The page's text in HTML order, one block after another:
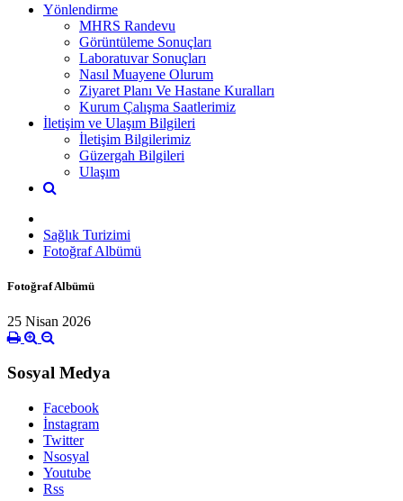
Yönlendirme
MHRS Randevu
Görüntüleme Sonuçları
Laboratuvar Sonuçları
Nasıl Muayene Olurum
Ziyaret Planı Ve Hastane Kuralları
Kurum Çalışma Saatlerimiz
İletişim ve Ulaşım Bilgileri
İletişim Bilgilerimiz
Güzergah Bilgileri
Ulaşım
Sağlık Turizimi
Fotoğraf Albümü
Fotoğraf Albümü
25 Nisan 2026
Sosyal Medya
Facebook
İnstagram
Twitter
Nsosyal
Youtube
Rss